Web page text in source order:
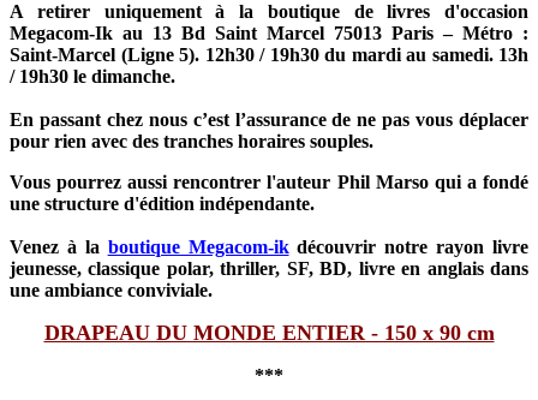
A retirer uniquement à la boutique de livres d'occasion
Megacom-Ik au 13 Bd Saint Marcel 75013 Paris – Métro :
Saint-Marcel (Ligne 5). 12h30 / 19h30 du mardi au samedi. 13h
/ 19h30 le dimanche.
En passant chez nous c’est l’assurance de ne pas vous déplacer
pour rien avec des tranches horaires souples.
Vous pourrez aussi rencontrer l'auteur Phil Marso qui a fondé
une structure d'édition indépendante.
Venez à la boutique Megacom-ikdécouvrir notre rayon livre
jeunesse, classique polar, thriller, SF, BD, livre en anglais dans
une ambiance conviviale.
DRAPEAU DU MONDE ENTIER - 150 x 90 cm
***